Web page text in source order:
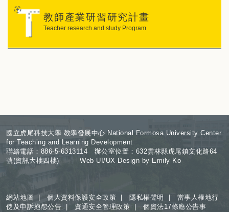
教師產業研習研究計畫
Teacher research and study Program
國立虎尾科技大學 教學發展中心 National Formosa University Center
for Teaching and Learning Development
聯絡電話：886-5-6313114 辦公室位置：632雲林縣虎尾鎮文化路64
號(資訊大樓四樓) Web UI/UX Design by Emily Ko
網站地圖 |個人資料保護安全政策 隱私權聲明
當事人權地行
使及申訴抱怨公告
資通安全管理政策 |個資法17條應公告事